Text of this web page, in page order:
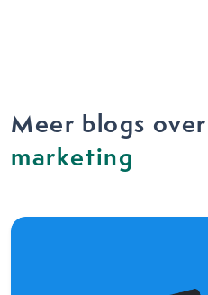
Meer blogs over
marketing